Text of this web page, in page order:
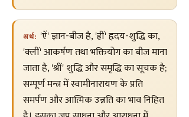
अर्थ: 'ऐं' ज्ञान-बीज है, 'ह्रीं' हृदय-शुद्धि का,
'क्लीं' आकर्षण तथा भक्तियोग का बीज माना
जाता है, 'श्रीं' शुद्धि और समृद्धि का सूचक है;
सम्पूर्ण मन्त्र में स्वामीनारायण के प्रति
समर्पण और आत्मिक उन्नति का भाव निहित